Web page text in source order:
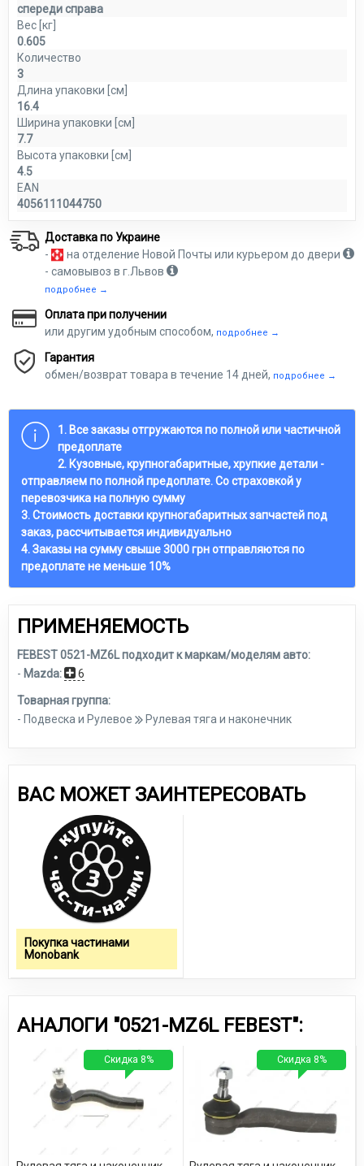
спереди справа
Вес [кг]
0.605
Количество
3
Длина упаковки [см]
16.4
Ширина упаковки [см]
7.7
Высота упаковки [см]
4.5
EAN
4056111044750
Доставка по Украине
-
на отделение Новой Почты или курьером до двери
- самовывоз в г.Львов
подробнее →
Оплата при получении
или другим удобным способом, подробнее →
Гарантия
обмен/возврат товара в течение 14 дней, подробнее →
1. Все заказы отгружаются по полной или частичной
предоплате
2. Кузовные, крупногабаритные, хрупкие детали -
отправляем по полной предоплате. Со страховкой у
перевозчика на полную сумму
3. Стоимость доставки крупногабаритных запчастей под
заказ, рассчитывается индивидуально
4. Заказы на сумму свыше 3000 грн отправляются по
предоплате не меньше 10%
ПРИМЕНЯЕМОСТЬ
FEBEST 0521-MZ6L подходит к маркам/моделям авто:
- Mazda: 6
Товарная группа:
- Подвеска и Рулевое
Рулевая тяга и наконечник
ВАС МОЖЕТ ЗАИНТЕРЕСОВАТЬ
Покупка частинами
Monobank
АНАЛОГИ "0521-MZ6L FEBEST":
Скидка 8% Скидка 8%